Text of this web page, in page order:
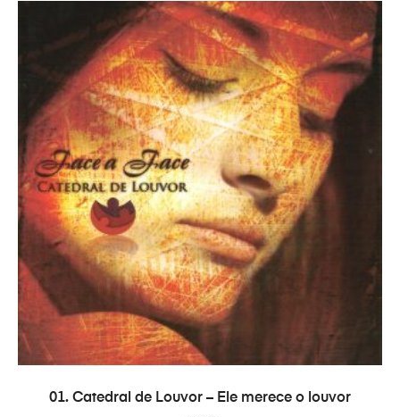
ADICIONAR
01. Catedral de Louvor – Ele merece o louvor